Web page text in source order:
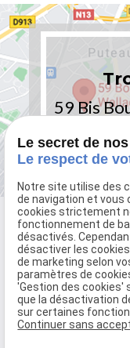
59 Bis
59 Bis
Le secret de
Le respect de
Notre site utilise des
de navigation et vous
cookies strictement
fonctionnement de
désactivés.
désactiver les
de marketing selon
paramètres de
'Gestion des cookies'
que la désactivation
sur certaines
Continuer sans